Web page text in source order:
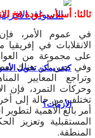
كيف يمكن تحويل
الأزمات؟
ثالثا: أسباب عودة فخ
في عموم الأمر،
الانقلابات في
على مجموعة من
وفي حين أن هناك بعض
وتراجع المعايير
وحركات التمرد، فإن
تختلف من حالة إلى
أمر بالغ الأهمية لتطوير
المستقبلية وتعزيز
المنطقة.